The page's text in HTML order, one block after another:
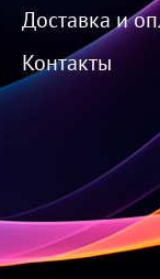
Доставка и
Контакты